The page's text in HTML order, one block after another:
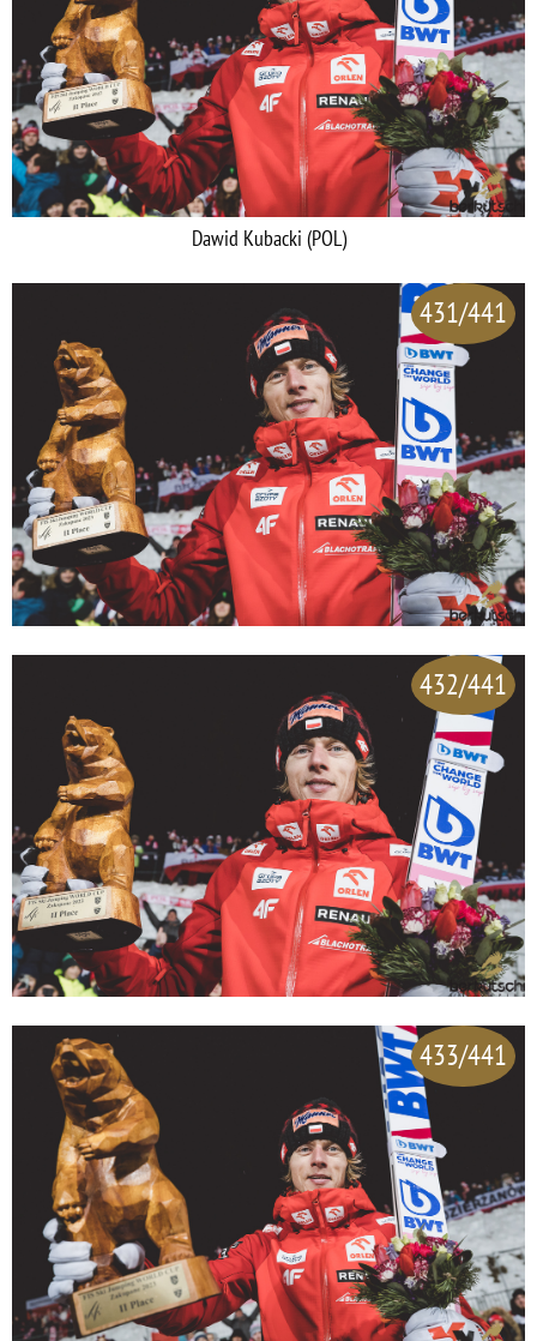
Dawid Kubacki (POL)
431/441
432/441
433/441